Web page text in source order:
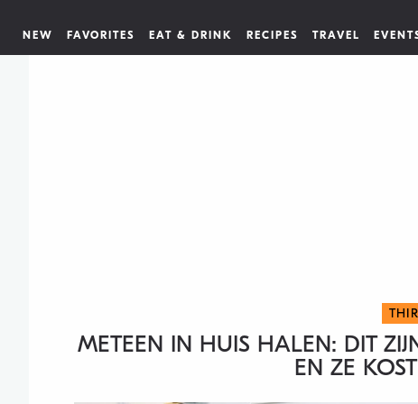
NEW FAVORITES EAT & DRINK RECIPES TRAVEL
METEEN IN HUIS HALEN: DIT
EN ZE